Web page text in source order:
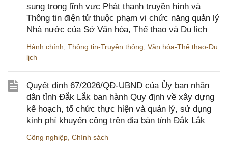
sung trong lĩnh vực Phát thanh truyền hình và
Thông tin điện tử thuộc phạm vi chức năng quản lý
Nhà nước của Sở Văn hóa, Thể thao và Du lịch
Hành chính Thông tin-Truyền thông Văn hóa-Thể thao-Du
lịch
Quyết định 67/2026/QĐ-UBND của Ủy ban nhân
dân tỉnh Đắk Lắk ban hành Quy định về xây dựng
kế hoạch, tổ chức thực hiện và quản lý, sử dụng
kinh phí khuyến công trên địa bàn tỉnh Đắk Lắk
Công nghiệp Chính sách